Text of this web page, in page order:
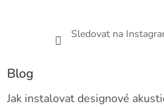
Sledovat na
Blog
Jak instalovat designové